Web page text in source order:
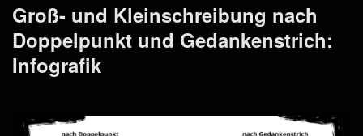
Groß- und Kleinschreibung nach
Doppelpunkt und Gedankenstrich:
Infografik